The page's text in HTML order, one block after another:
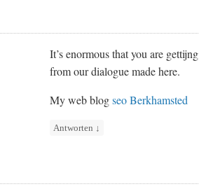
It’s enormous that you are
from our dialogue made here.
My web blogseo Berkhamsted
Antworten ↓